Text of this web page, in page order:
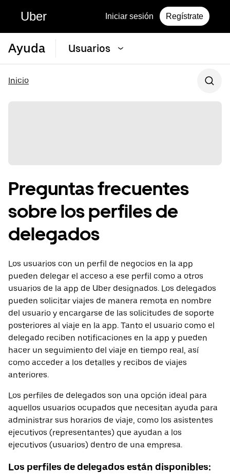
Uber Iniciar sesión Regístrate
Ayuda Usuarios
Inicio
Preguntas frecuentes
sobre los perfiles de
delegados
Los usuarios con un perfil de negocios en la app
pueden delegar el acceso a ese perfil como a otros
usuarios de la app de Uber designados. Los delegados
pueden solicitar viajes de manera remota en nombre
del usuario y encargarse de las solicitudes de soporte
posteriores al viaje en la app. Tanto el usuario como el
delegado reciben notificaciones en la app y pueden
hacer un seguimiento del viaje en tiempo real, así
como acceder a los detalles y recibos de viajes
anteriores.
Los perfiles de delegados son una opción ideal para
aquellos usuarios ocupados que necesitan ayuda para
administrar sus horarios de viaje, como los asistentes
ejecutivos (representantes) que ayudan a los
ejecutivos (usuarios) dentro de una empresa.
Los perfiles de delegados están disponibles: